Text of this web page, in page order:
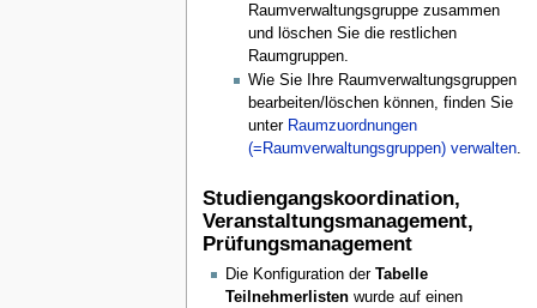
Raumverwaltungsgruppe zusammen
und löschen Sie die restlichen
Raumgruppen.
Wie Sie Ihre Raumverwaltungsgruppen
bearbeiten/löschen können, finden Sie
unter Raumzuordnungen
(=Raumverwaltungsgruppen) verwalten.
Studiengangskoordination,
Veranstaltungsmanagement,
Prüfungsmanagement
Die Konfiguration der Tabelle
Teilnehmerlistenwurde auf einen